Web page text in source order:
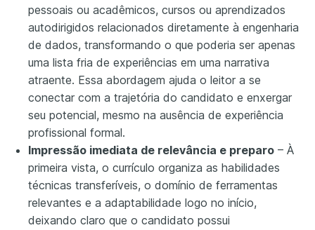
pessoais ou acadêmicos, cursos ou aprendizados
autodirigidos relacionados diretamente à engenharia
de dados, transformando o que poderia ser apenas
uma lista fria de experiências em uma narrativa
atraente. Essa abordagem ajuda o leitor a se
conectar com a trajetória do candidato e enxergar
seu potencial, mesmo na ausência de experiência
profissional formal.
Impressão imediata de relevância e preparo – À
primeira vista, o currículo organiza as habilidades
técnicas transferíveis, o domínio de ferramentas
relevantes e a adaptabilidade logo no início,
deixando claro que o candidato possui